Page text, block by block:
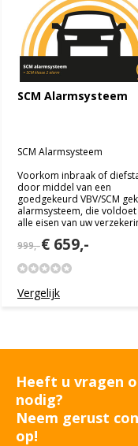
SCM Alarmsysteem
SCM Alarmsysteem
Voorkom inbraak of
door middel van een
goedgekeurd VBV/SCM
alarmsysteem, die voldoet
alle eisen van uw
999,-€ 659,-
Vergelijk
Heeft u vragen
nodig?
Neem gerust
op!